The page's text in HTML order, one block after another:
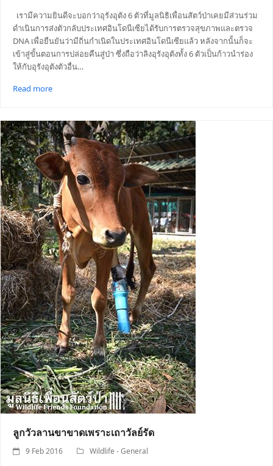
เรามีความยินดีจะบอกว่าอุรังอุตัง 6 ตัวที่มูลนิธิเพื่อนสัตว์ป่าเคยมีส่วนร่วม
ดำเนินการส่งตัวกลับประเทศอินโดนีเซียได้รับการตรวจสุขภาพและตรวจ
DNA เพื่อยืนยันว่ามีถิ่นกำเนิดในประเทศอินโดนีเซียแล้ว หลังจากนั้นก็จะ
เข้าสู่ขั้นตอนการปล่อยคืนสู่ป่า ซึ่งถือว่าลิงอุรังอุตังทั้ง 6 ตัวเป็นก้าวนำร่อง
ให้กับอุรังอุตังตัวอื่น…
Read more
ลูกวัวลานขาขาดเพราะเถาวัลย์รัด
9 Feb 2016 Wildlife - General